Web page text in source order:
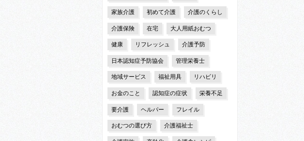
家族介護 初めて介護 介護のくらし
介護保険 在宅 大人用紙おむつ
健康 リフレッシュ 介護予防
日本認知症予防協会 管理栄養士
地域サービス 福祉用具 リハビリ
お金のこと 認知症の症状 栄養不足
要介護 ヘルパー フレイル
おむつの選び方 介護福祉士